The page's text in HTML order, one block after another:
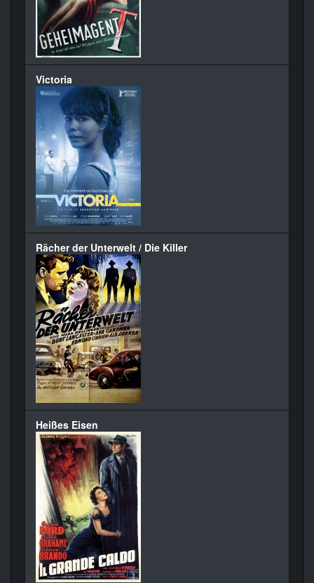
Victoria
Rächer der Unterwelt / Die Killer
Heißes Eisen